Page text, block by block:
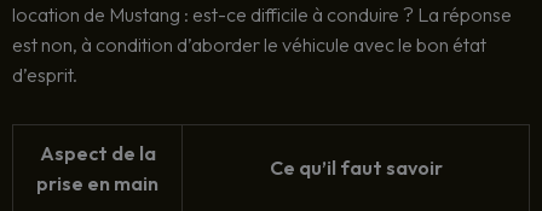
location de Mustang : est-ce difficile à conduire ? La réponse
est non, à condition d’aborder le véhicule avec le bon état
d’esprit.
Aspect de la
prise en main
Ce qu’il faut savoir